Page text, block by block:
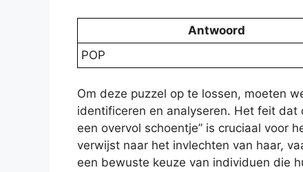
Antwoord
POP
Om deze puzzel op te lossen, moeten
identificeren en analyseren. Het feit dat
een overvol schoentje” is cruciaal voor
verwijst naar het invlechten van haar,
een bewuste keuze van individuen die